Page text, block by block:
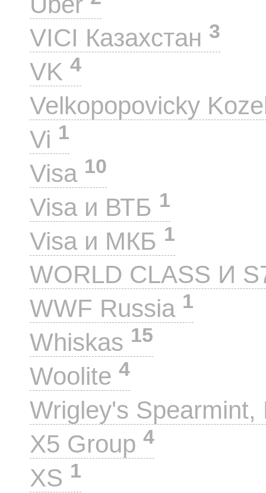
VICI Казахстан 3
VK 4
Velkopopovicky
Vi 1
Visa 10
Visa и ВТБ 1
Visa и МКБ 1
WORLD CLASS И
WWF Russia 1
Whiskas 15
Woolite 4
Wrigley's
X5 Group 4
XS 1